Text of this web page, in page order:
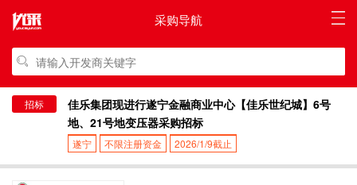
采购导航
招标
佳乐集团现进行遂宁金融商业中心【佳乐世纪城】6号
地、21号地变压器采购招标
遂宁 不限注册资金 2026/1/9截止